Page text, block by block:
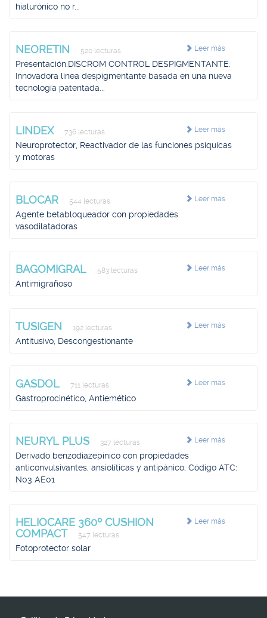
hialurónico no r...
Leer más
NEORETIN 520 lecturas
Presentación.DISCROM CONTROL DESPIGMENTANTE:
Innovadora línea despigmentante basada en una nueva
tecnología patentada...
Leer más
LINDEX 736 lecturas
Neuroprotector, Reactivador de las funciones psíquicas
y motoras
Leer más
BLOCAR 544 lecturas
Agente betabloqueador con propiedades
vasodilatadoras
Leer más
BAGOMIGRAL 583 lecturas
Antimigrañoso
Leer más
TUSIGEN 192 lecturas
Antitusivo, Descongestionante
Leer más
GASDOL 711 lecturas
Gastroprocinético, Antiemético
Leer más
NEURYL PLUS 327 lecturas
Derivado benzodiazepínico con propiedades
anticonvulsivantes, ansiolíticas y antipánico, Código ATC:
N03 AE01
Leer más
HELIOCARE 360º CUSHION
COMPACT
547 lecturas
Fotoprotector solar